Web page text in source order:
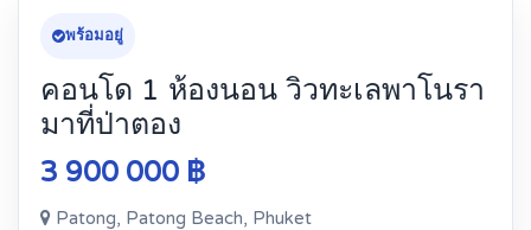
พร้อมอยู่
คอนโด 1 ห้องนอน วิวทะเลพาโนรา
มาที่ป่าตอง
3 900 000 ฿
Patong, Patong Beach, Phuket